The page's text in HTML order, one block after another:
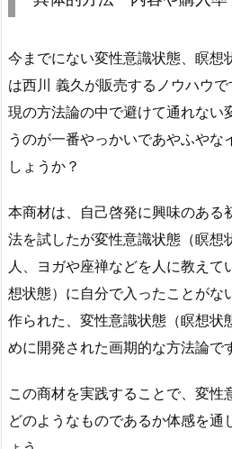
今までにない変性意識状態、瞑想
は西川 義久が販売するノウハウ
現の方法論の中で避けて通れない
うのが一番やっかいであやふやな
しょうか？
本商材は、自己啓発に興味のある
法を試したが変性意識状態（瞑想
人、ヨガや座禅などを人に教えて
想状態）に自分で入ったことがな
作られた、変性意識状態（瞑想状
めに開発された画期的な方法論で
この商材を実践することで、変性
どのようなものであるか体感を通